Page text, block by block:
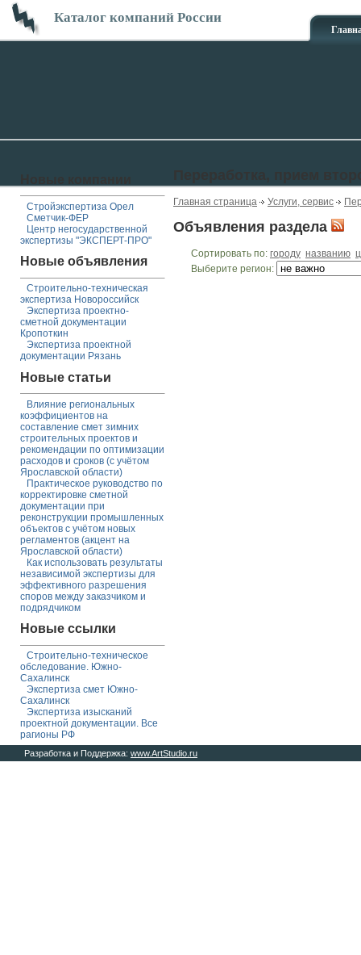
Каталог компаний России
Стройэкспертиза Орел
Сметчик-ФЕР
Центр негосударственной
экспертизы "ЭКСПЕРТ-ПРО"
Новые объявления
Строительно-техническая
экспертиза Новороссийск
Экспертиза проектно-
сметной документации
Кропоткин
Экспертиза проектной
документации Рязань
Новые статьи
Влияние региональных
коэффициентов на
составление смет зимних
строительных проектов и
рекомендации по оптимизации
расходов и сроков (с учётом
Ярославской области)
Практическое руководство по
корректировке сметной
документации при
реконструкции промышленных
объектов с учётом новых
регламентов (акцент на
Ярославской области)
Как использовать результаты
независимой экспертизы для
эффективного разрешения
споров между заказчиком и
подрядчиком
Новые ссылки
Строительно-техническое
обследование. Южно-
Сахалинск
Экспертиза смет Южно-
Сахалинск
Экспертиза изысканий
проектной документации. Все
рагионы РФ
Главная страница Услуги, сервис
Объявления раздела
Сортировать по: городу названию
Выберите регион:
Разработка и Поддержка: www.ArtStudio.ru